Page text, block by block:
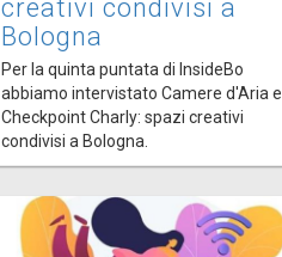
creativi condivisi a
Bologna
Per la quinta puntata di InsideBo
abbiamo intervistato Camere d'Aria e
Checkpoint Charly: spazi creativi
condivisi a Bologna.